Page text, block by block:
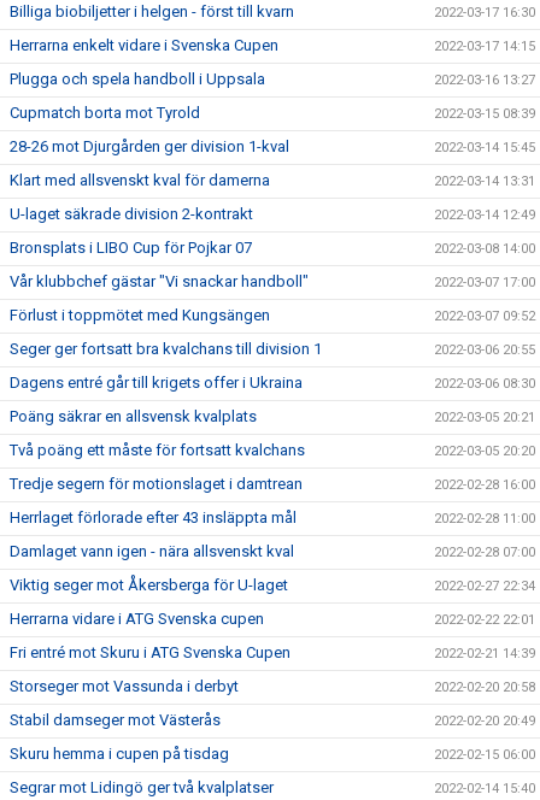
Billiga biobiljetter i helgen - först till kvarn 2022-03-17 16:30
Herrarna enkelt vidare i Svenska Cupen 2022-03-17 14:15
Plugga och spela handboll i Uppsala 2022-03-16 13:27
Cupmatch borta mot Tyrold 2022-03-15 08:39
28-26 mot Djurgården ger division 1-kval 2022-03-14 15:45
Klart med allsvenskt kval för damerna 2022-03-14 13:31
U-laget säkrade division 2-kontrakt 2022-03-14 12:49
Bronsplats i LIBO Cup för Pojkar 07 2022-03-08 14:00
Vår klubbchef gästar "Vi snackar handboll" 2022-03-07 17:00
Förlust i toppmötet med Kungsängen 2022-03-07 09:52
Seger ger fortsatt bra kvalchans till division 1 2022-03-06 20:55
Dagens entré går till krigets offer i Ukraina 2022-03-06 08:30
Poäng säkrar en allsvensk kvalplats 2022-03-05 20:21
Två poäng ett måste för fortsatt kvalchans 2022-03-05 20:20
Tredje segern för motionslaget i damtrean 2022-02-28 16:00
Herrlaget förlorade efter 43 insläppta mål 2022-02-28 11:00
Damlaget vann igen - nära allsvenskt kval 2022-02-28 07:00
Viktig seger mot Åkersberga för U-laget 2022-02-27 22:34
Herrarna vidare i ATG Svenska cupen 2022-02-22 22:01
Fri entré mot Skuru i ATG Svenska Cupen 2022-02-21 14:39
Storseger mot Vassunda i derbyt 2022-02-20 20:58
Stabil damseger mot Västerås 2022-02-20 20:49
Skuru hemma i cupen på tisdag 2022-02-15 06:00
Segrar mot Lidingö ger två kvalplatser 2022-02-14 15:40